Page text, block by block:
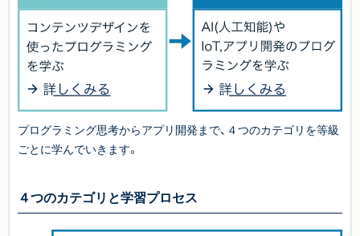
プログラミング思考からアプリ開発まで、４つのカテゴリを等級
ごとに学んでいきます。
４つのカテゴリと学習プロセス